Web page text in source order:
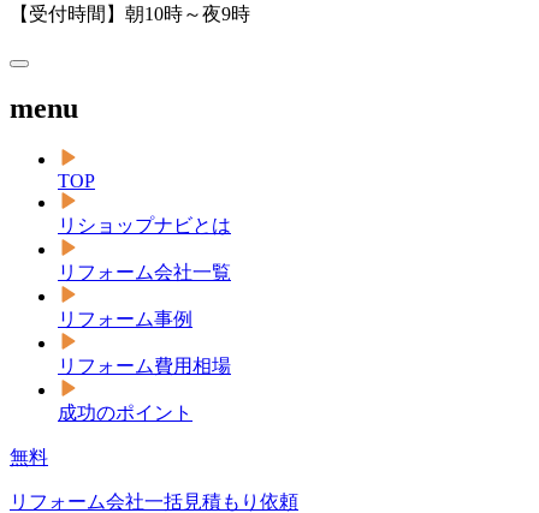
【受付時間】朝10時～夜9時
menu
TOP
リショップナビとは
リフォーム会社一覧
リフォーム事例
リフォーム費用相場
成功のポイント
無料
リフォーム会社一括見積もり依頼